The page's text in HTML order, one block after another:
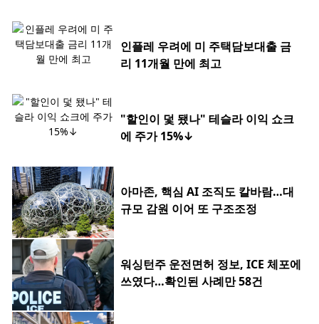
인플레 우려에 미 주택담보대출 금
리 11개월 만에 최고
"할인이 덫 됐나" 테슬라 이익 쇼크
에 주가 15%↓
아마존, 핵심 AI 조직도 칼바람…대
규모 감원 이어 또 구조조정
워싱턴주 운전면허 정보, ICE 체포에
쓰였다…확인된 사례만 58건